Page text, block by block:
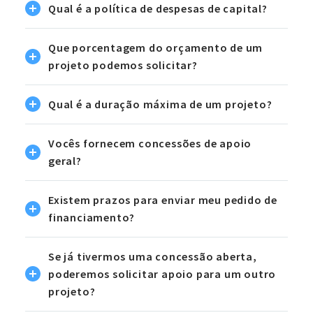
Qual é a política de despesas de capital?
Que porcentagem do orçamento de um
projeto podemos solicitar?
Qual é a duração máxima de um projeto?
Vocês fornecem concessões de apoio
geral?
Existem prazos para enviar meu pedido de
financiamento?
Se já tivermos uma concessão aberta,
poderemos solicitar apoio para um outro
projeto?